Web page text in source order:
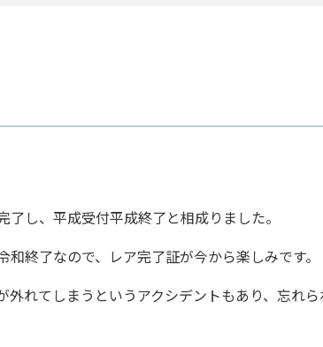
了し、平成受付平成終了と相成りました。
終了なので、レア完了証が今から楽しみです。
外れてしまうというアクシデントもあり、忘れ